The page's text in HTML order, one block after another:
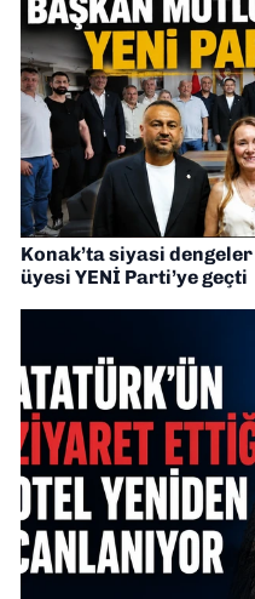
Konak’ta siyasi
üyesi YENİ Parti’ye geçti